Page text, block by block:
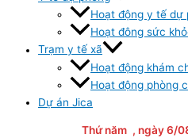
Hoạt động y tế dự
Hoạt đông sức
Trạm y tế xã
Hoạt động khám
Hoạt động phòng
Dự án Jica
Thứ năm , ngày 6/